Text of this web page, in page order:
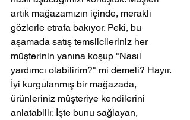
artık mağazamızın içinde, meraklı
gözlerle etrafa bakıyor. Peki, bu
aşamada satış temsilcileriniz her
müşterinin yanına koşup "Nasıl
yardımcı olabilirim?" mi demeli? Hayır.
İyi kurgulanmış bir mağazada,
ürünleriniz müşteriye kendilerini
anlatabilir. İşte bunu sağlayan,